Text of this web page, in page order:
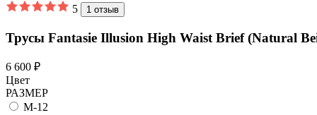
5
1 отзыв
Трусы Fantasie Illusion High Waist Brief (Natural
6 600 ₽
Цвет
РАЗМЕР
M-12